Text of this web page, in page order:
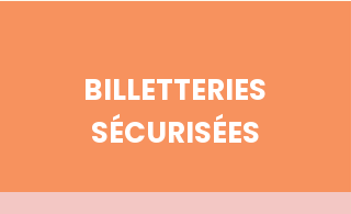
BILLETTERIES
SÉCURISÉES